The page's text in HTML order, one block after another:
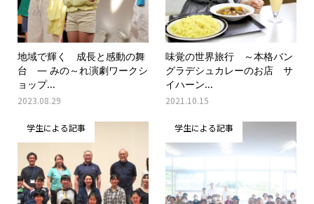
地域で輝く 成長と感動の舞
台 ― みの～れ演劇ワークシ
ョップ...
2023.08.29
味覚の世界旅行 ～本格バン
グラデシュカレーのお店 サ
イハーン...
2021.10.15
学生による記事 学生による記事